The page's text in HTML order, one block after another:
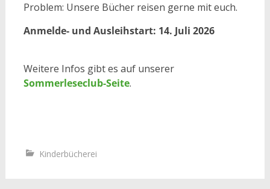
Problem: Unsere Bücher reisen gerne mit euch.
Anmelde- und Ausleihstart: 14. Juli 2026
Weitere Infos gibt es auf unserer
Sommerleseclub-Seite.
Kinderbücherei